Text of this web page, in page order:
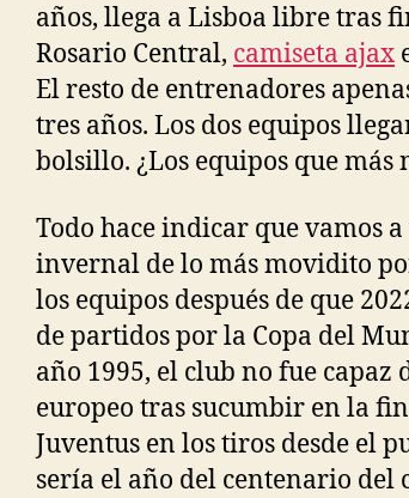
años, llega a Lisboa libre tras
Rosario Central, camiseta ajax
El resto de entrenadores
tres años. Los dos equipos
bolsillo. ¿Los equipos que más
Todo hace indicar que vamos
invernal de lo más movidito
los equipos después de que
de partidos por la Copa del
año 1995, el club no fue
europeo tras sucumbir en la
Juventus en los tiros desde el
sería el año del centenario del